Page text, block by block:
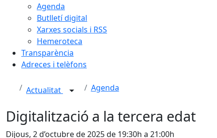
Agenda
Butlletí digital
Xarxes socials i RSS
Hemeroteca
Transparència
Adreces i telèfons
Actualitat Agenda
Digitalització a la tercera edat
Dijous, 2 d’octubre de 2025 de 19:30h a 21:00h